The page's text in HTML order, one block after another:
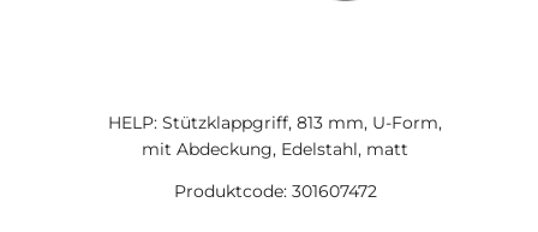
HELP: Stützklappgriff, 813 mm, U-Form,
mit Abdeckung, Edelstahl, matt
Produktcode: 301607472